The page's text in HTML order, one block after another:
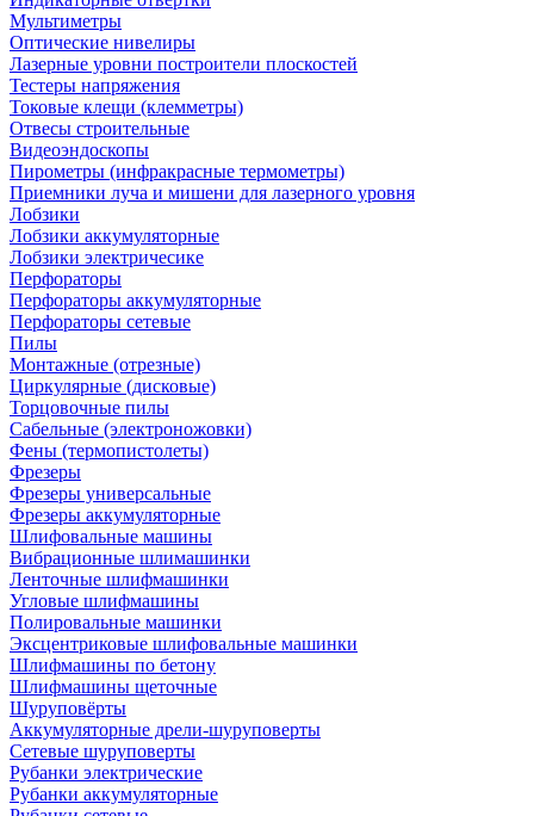
Мультиметры
Оптические нивелиры
Лазерные уровни построители плоскостей
Тестеры напряжения
Токовые клещи (клемметры)
Отвесы строительные
Видеоэндоскопы
Пирометры (инфракрасные термометры)
Приемники луча и мишени для лазерного уровня
Лобзики
Лобзики аккумуляторные
Лобзики электричесике
Перфораторы
Перфораторы аккумуляторные
Перфораторы сетевые
Пилы
Монтажные (отрезные)
Циркулярные (дисковые)
Торцовочные пилы
Сабельные (электроножовки)
Фены (термопистолеты)
Фрезеры
Фрезеры универсальные
Фрезеры аккумуляторные
Шлифовальные машины
Вибрационные шлимашинки
Ленточные шлифмашинки
Угловые шлифмашины
Полировальные машинки
Эксцентриковые шлифовальные машинки
Шлифмашины по бетону
Шлифмашины щеточные
Шуруповёрты
Аккумуляторные дрели-шуруповерты
Сетевые шуруповерты
Рубанки электрические
Рубанки аккумуляторные